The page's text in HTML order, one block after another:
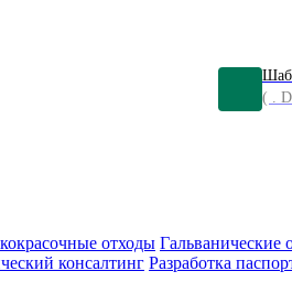
( .
отходы Гальванические
консалтинг Разработка